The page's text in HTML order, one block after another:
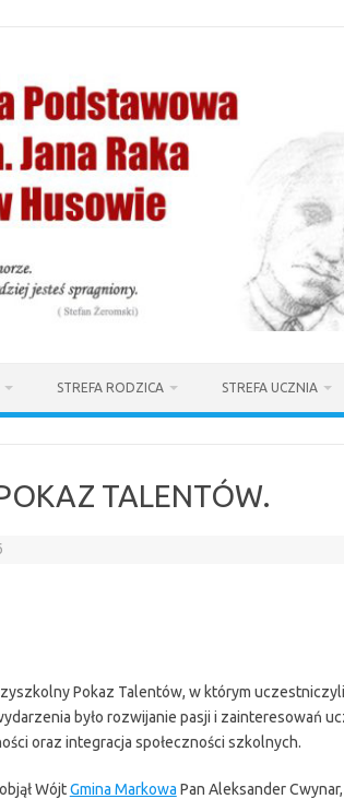
STREFA RODZICA STREFA UCZNIA
TALENTÓW.
Pokaz Talentów, w którym
było rozwijanie pasji i zainteresowań
oraz integracja społeczności szkolnych.
WójtGmina Markowa Pan Aleksander